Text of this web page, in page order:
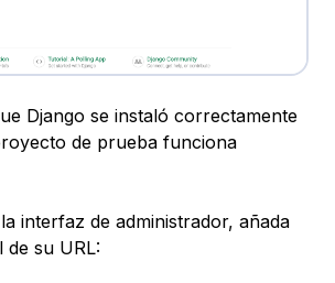
Django se instaló correctamente
de prueba funciona
interfaz de administrador, añada
de su URL: